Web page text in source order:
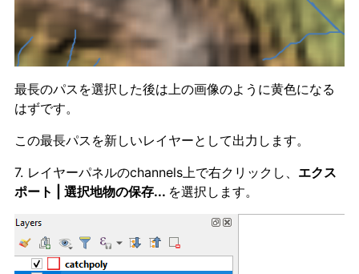
最長のパスを選択した後は上の画像のように黄色になる
はずです。
この最長パスを新しいレイヤーとして出力します。
7. レイヤーパネルのchannels上で右クリックし、 エクス
ポート | 選択地物の保存... を選択します。